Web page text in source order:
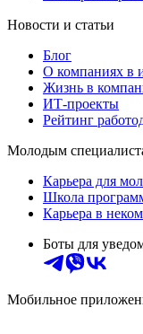
Новости и статьи
Блог
О компаниях в
Жизнь в
ИТ-проекты
Рейтинг
Молодым
Карьера для
Школа
Карьера в
Боты для
Мобильное